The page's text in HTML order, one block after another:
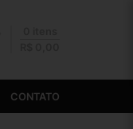
CONTATO